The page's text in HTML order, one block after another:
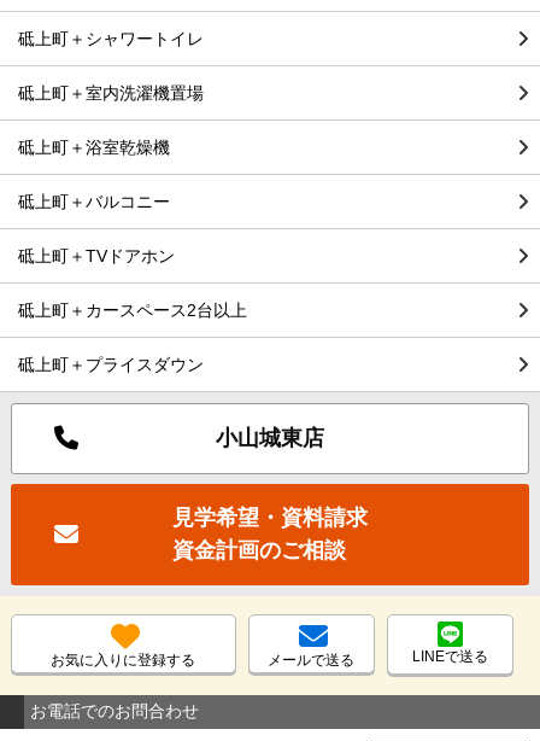
砥上町＋シャワートイレ
砥上町＋室内洗濯機置場
砥上町＋浴室乾燥機
砥上町＋バルコニー
砥上町＋TVドアホン
砥上町＋カースペース2台以上
砥上町＋プライスダウン
小山城東店
見学希望・資料請求
資金計画のご相談
お気に入りに登録する メールで送る LINEで送る
お電話でのお問合わせ